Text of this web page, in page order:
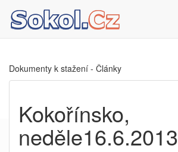
Dokumenty k stažení - Články
Kokořínsko,
neděle16.6.2013